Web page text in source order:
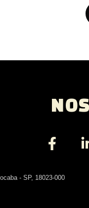
- SP, 18023-000